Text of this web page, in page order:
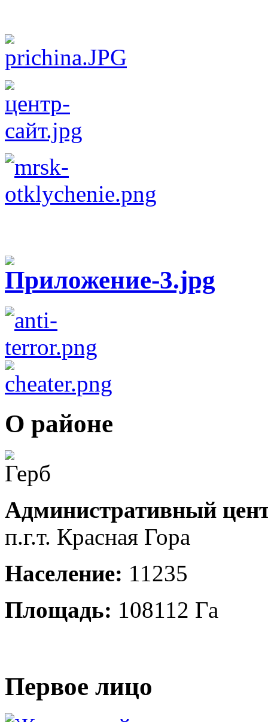
О районе
Административный
п.г.т. Красная Гора
Население: 11235
Площадь: 108112 Га
Первое лицо